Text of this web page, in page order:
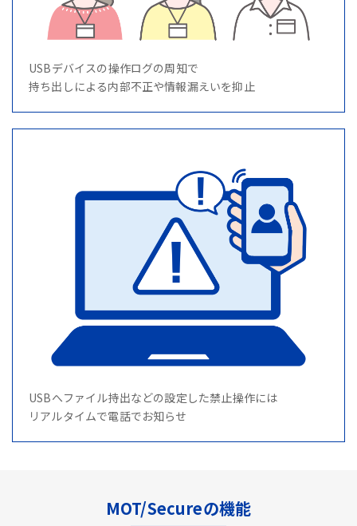
USBデバイスの操作ログの周知で
持ち出しによる内部不正や情報漏えいを抑止
USBへファイル持出などの設定した禁止操作には
リアルタイムで電話でお知らせ
MOT/Secureの機能